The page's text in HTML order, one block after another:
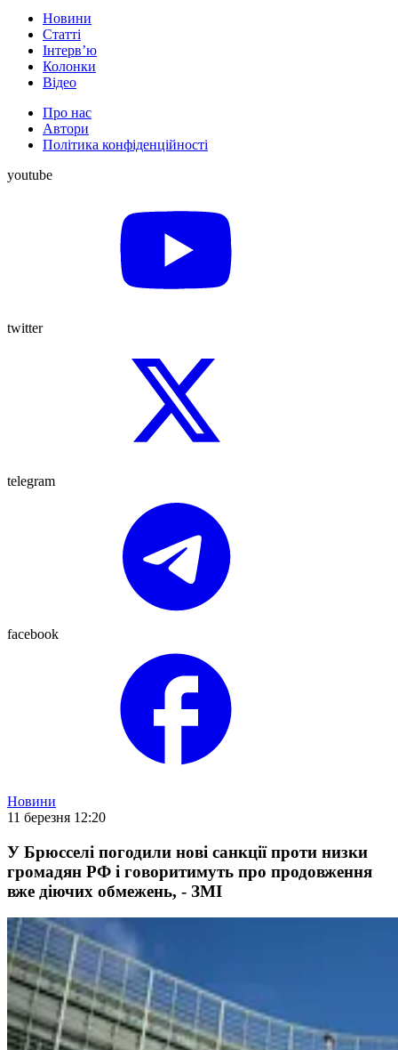
Новини
Статті
Інтерв’ю
Колонки
Відео
Про нас
Автори
Політика конфіденційності
youtube
twitter
telegram
facebook
Новини
11 березня 12:20
У Брюсселі погодили нові санкції проти низки
громадян РФ і говоритимуть про продовження
вже діючих обмежень, - ЗМІ